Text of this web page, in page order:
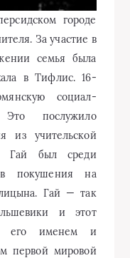
городе
За участие в
семья была
в Тифлис. 16-
социал-
Это послужило
из учительской
Гай был среди
покушения на
Гай — так
и этот
его именем и
первой мировой